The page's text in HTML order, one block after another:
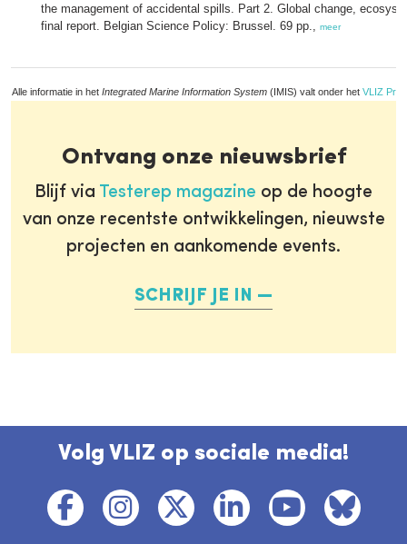
the management of accidental spills. Part 2. Global change,
final report. Belgian Science Policy: Brussel. 69 pp., meer
Alle informatie in het Integrated Marine Information System (IMIS) valt onder het VLIZ
Ontvang onze nieuwsbrief
Blijf via Testerep magazine op de hoogte
van onze recentste ontwikkelingen, nieuwste
projecten en aankomende events.
SCHRIJF JE IN
Volg VLIZ op sociale media!